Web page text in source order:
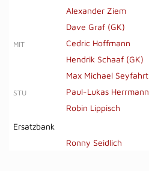
Alexander Ziem
Dave Graf (GK)
MIT
Cedric Hoffmann
Hendrik Schaaf (GK)
Max Michael Seyfahrt
STU
Paul-Lukas Herrmann
Robin Lippisch
Ersatzbank
Ronny Seidlich